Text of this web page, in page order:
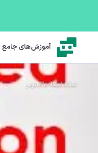
آموزش‌های جامع
نماتک/مقالات/آباکوس